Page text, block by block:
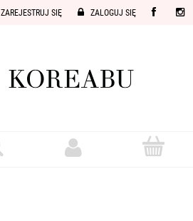
ZAREJESTRUJ SIĘ ZALOGUJ SIĘ